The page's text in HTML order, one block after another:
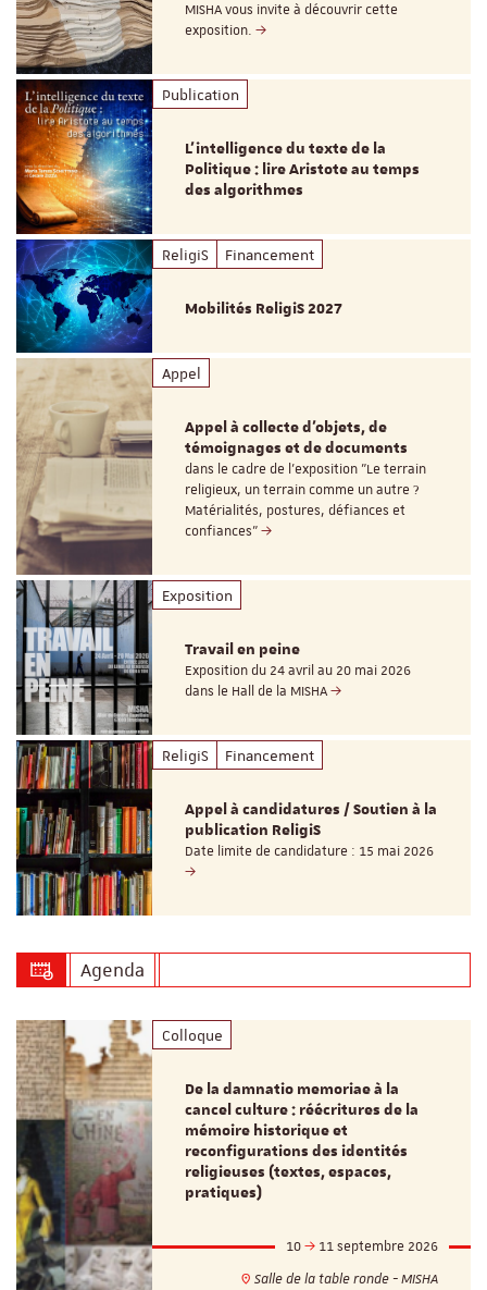
MISHA vous invite à découvrir cette
exposition.
Publication
L’intelligence du texte de la
Politique : lire Aristote au temps
des algorithmes
ReligiS Financement
Mobilités ReligiS 2027
Appel
Appel à collecte d'objets, de
témoignages et de documents
dans le cadre de l'exposition "Le terrain
religieux, un terrain comme un autre ?
Matérialités, postures, défiances et
confiances"
Exposition
Travail en peine
Exposition du 24 avril au 20 mai 2026
dans le Hall de la MISHA
ReligiS Financement
Appel à candidatures / Soutien à la
publication ReligiS
Date limite de candidature : 15 mai 2026
Agenda
Colloque
De la damnatio memoriae à la
cancel culture : réécritures de la
mémoire historique et
reconfigurations des identités
religieuses (textes, espaces,
pratiques)
10
11 septembre 2026
Salle de la table ronde - MISHA